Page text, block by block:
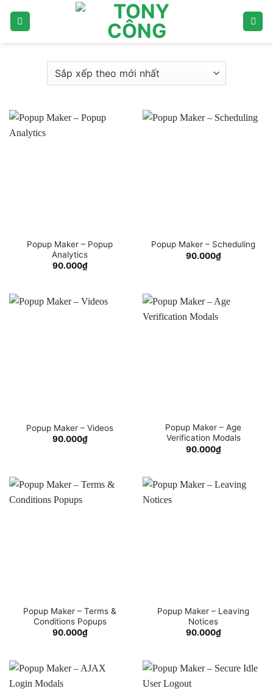
Popup Maker – Popup
Analytics
90.000₫
Popup Maker – Scheduling
90.000₫
Popup Maker – Videos
90.000₫
Popup Maker – Age
Verification Modals
90.000₫
Popup Maker – Terms &
Conditions Popups
90.000₫
Popup Maker – Leaving
Notices
90.000₫